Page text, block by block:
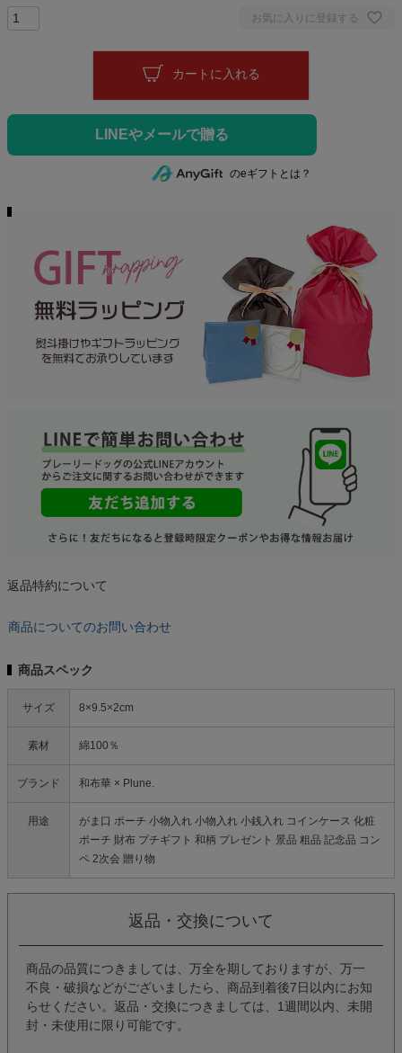
お気に入りに登録する
カートに入れる
のeギフトとは？
返品特約について
商品についてのお問い合わせ
商品スペック
サイズ 8×9.5×2cm
素材 綿100％
ブランド 和布華 × Plune.
用途
がま口 ポーチ 小物入れ 小物入れ 小銭入れ コインケース 化粧
ポーチ 財布 プチギフト 和柄 プレゼント 景品 粗品 記念品 コン
ペ 2次会 贈り物
返品・交換について
商品の品質につきましては、万全を期しておりますが、万一
不良・破損などがございましたら、商品到着後7日以内にお知
らせください。返品・交換につきましては、1週間以内、未開
封・未使用に限り可能です。